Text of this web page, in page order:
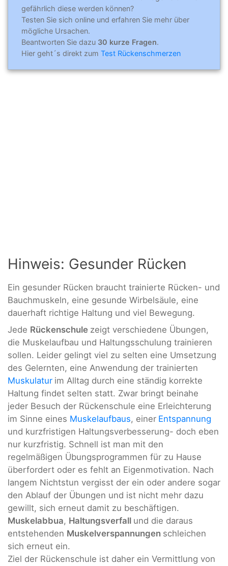
gefährlich diese werden können?
Testen Sie sich online und erfahren Sie mehr über
mögliche Ursachen.
Beantworten Sie dazu 30 kurze Fragen.
Hier geht´s direkt zum Test Rückenschmerzen
Hinweis: Gesunder Rücken
Ein gesunder Rücken braucht trainierte Rücken- und
Bauchmuskeln, eine gesunde Wirbelsäule, eine
dauerhaft richtige Haltung und viel Bewegung.
Jede Rückenschule zeigt verschiedene Übungen,
die Muskelaufbau und Haltungsschulung trainieren
sollen. Leider gelingt viel zu selten eine Umsetzung
des Gelernten, eine Anwendung der trainierten
Muskulatur im Alltag durch eine ständig korrekte
Haltung findet selten statt. Zwar bringt beinahe
jeder Besuch der Rückenschule eine Erleichterung
im Sinne eines Muskelaufbaus, einer Entspannung
und kurzfristigen Haltungsverbesserung- doch eben
nur kurzfristig. Schnell ist man mit den
regelmäßigen Übungsprogrammen für zu Hause
überfordert oder es fehlt an Eigenmotivation. Nach
langem Nichtstun vergisst der ein oder andere sogar
den Ablauf der Übungen und ist nicht mehr dazu
gewillt, sich erneut damit zu beschäftigen.
Muskelabbua, Haltungsverfall und die daraus
entstehenden Muskelverspannungen schleichen
sich erneut ein.
Ziel der Rückenschule ist daher ein Vermittlung von